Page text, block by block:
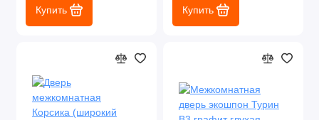
Купить Купить